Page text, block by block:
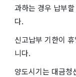
과하는 경우 납부
다.
신고납부 기한이
니다.
양도시기는 대금청